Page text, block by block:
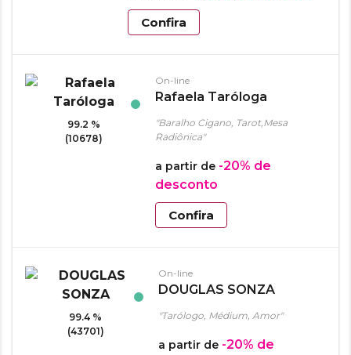
Confira
99.2 %
(10678)
On-line
Rafaela Taróloga
"Baralho Cigano, Tarot,Mesa
Radiônica"
a partir de -20% de
desconto
Confira
99.4 %
(43701)
On-line
DOUGLAS SONZA
"Tarólogo, Médium, Amor"
a partir de -20% de